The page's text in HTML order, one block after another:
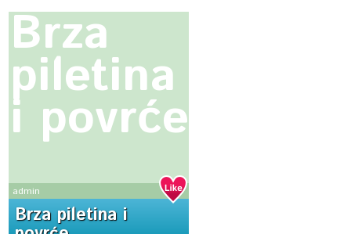
Brza
piletina
i povrće
admin
Brza piletina i